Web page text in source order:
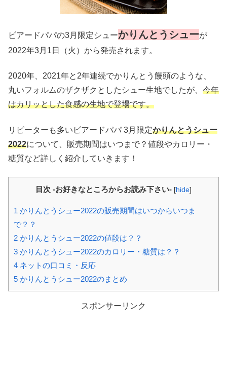
ビアードパパの3月限定シューかりんとうシューが
2022年3月1日（火）から発売されます。
2020年、2021年と2年連続でかりんとう饅頭のような、
丸いフォルムのザクザクとしたシュー生地でしたが、 今年
はカリッとした食感の生地で登場です。
リピーターも多いビアードパパ 3月限定かりんとうシュー
2022について、販売期間はいつまで？値段やカロリー・
糖質など詳しく紹介していきます！
目次 -お好きなところからお読み下さい- [hide]
1 かりんとうシュー2022の販売期間はいつからいつま
で？？
2 かりんとうシュー2022の値段は？？
3 かりんとうシュー2022のカロリー・糖質は？？
4 ネットの口コミ・反応
5 かりんとうシュー2022のまとめ
スポンサーリンク